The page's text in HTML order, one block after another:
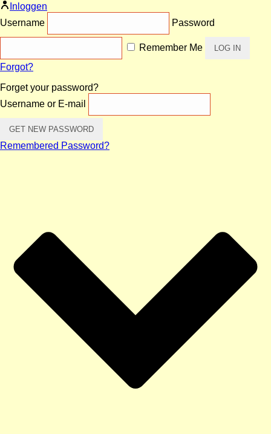
Inloggen
Username
Password
Remember Me
Forgot?
Forget your password?
Username or E-mail
Remembered Password?